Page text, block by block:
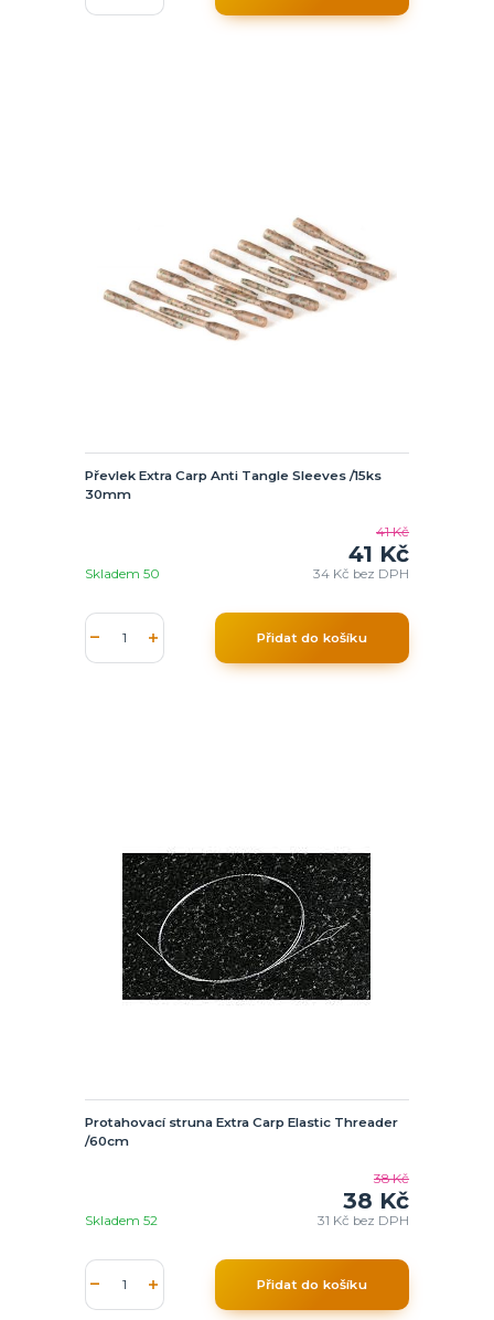
Převlek Extra Carp Anti Tangle Sleeves /15ks
30mm
41 Kč
41 Kč
34 Kč bez DPH
Skladem 50
Přidat do košíku
Protahovací struna Extra Carp Elastic Threader
/60cm
38 Kč
38 Kč
31 Kč bez DPH
Skladem 52
Přidat do košíku